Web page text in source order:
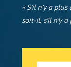
« S’il n’y a
soit-il, s’il n’y